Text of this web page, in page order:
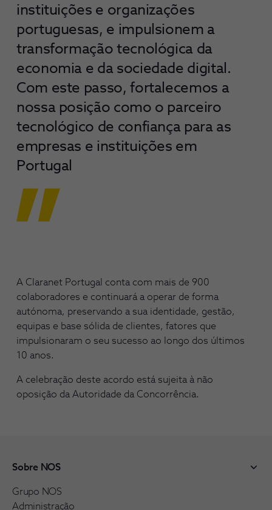
instituições e organizações
portuguesas, e impulsionem a
transformação tecnológica da
economia e da sociedade digital.
Com este passo, fortalecemos a
nossa posição como o parceiro
tecnológico de confiança para as
empresas e instituições em
Portugal
A Claranet Portugal conta com mais de 900
colaboradores e continuará a operar de forma
autónoma, preservando a sua identidade, gestão,
equipas e base sólida de clientes, fatores que
impulsionaram o seu sucesso ao longo dos últimos
10 anos.
A celebração deste acordo está sujeita à não
oposição da Autoridade da Concorrência.
Sobre NOS
Grupo NOS
Administração